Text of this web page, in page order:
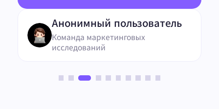
Анонимный пользователь
Команда маркетинговых
исследований